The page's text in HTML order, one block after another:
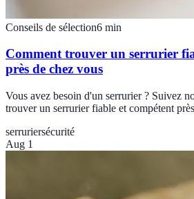
Conseils de sélection6 min
Comment trouver un serrurier
près de chez vous
Vous avez besoin d'un serrurier ? Suivez
trouver un serrurier fiable et compétent
serruriersécurité
Aug 1